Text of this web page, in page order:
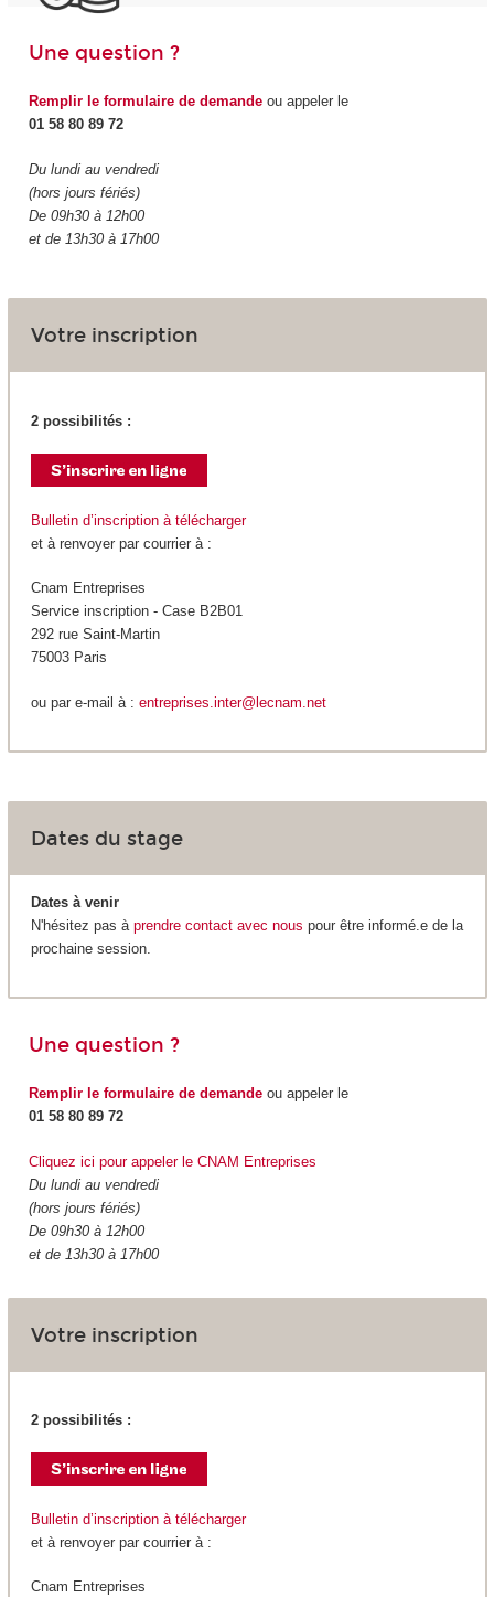
Une question ?
Remplir le formulaire de demandeou appeler le
01 58 80 89 72
Du lundi au vendredi
(hors jours fériés)
De 09h30 à 12h00
et de 13h30 à 17h00
Votre inscription
2 possibilités :
Bulletin d’inscription à télécharger
et à renvoyer par courrier à :
Cnam Entreprises
Service inscription - Case B2B01
292 rue Saint-Martin
75003 Paris
ou par e-mail à : entreprises.inter@lecnam.net
Dates du stage
Dates à venir
N'hésitez pas à prendre contact avec nous pour être informé.e de la
prochaine session.
Une question ?
Remplir le formulaire de demandeou appeler le
01 58 80 89 72
Cliquez ici pour appeler le CNAM Entreprises
Du lundi au vendredi
(hors jours fériés)
De 09h30 à 12h00
et de 13h30 à 17h00
Votre inscription
2 possibilités :
Bulletin d’inscription à télécharger
et à renvoyer par courrier à :
Cnam Entreprises